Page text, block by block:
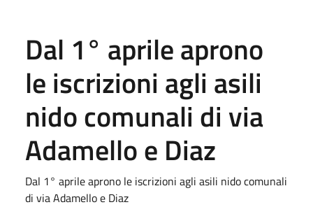
Dal 1° aprile aprono
le iscrizioni agli asili
nido comunali di via
Adamello e Diaz
Dal 1° aprile aprono le iscrizioni agli asili nido comunali
di via Adamello e Diaz